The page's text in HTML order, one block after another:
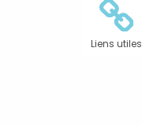
Liens utiles